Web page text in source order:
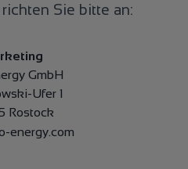
Sie bitte an:
GmbH
Ufer 1
Rostock
energy.com